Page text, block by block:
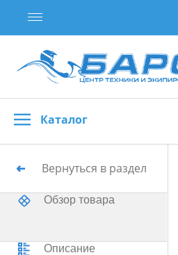
Каталог
Вернуться в раздел
Обзор товара
Описание